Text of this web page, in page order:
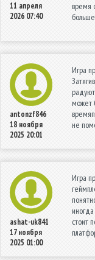
11 апреля
2026 07:40
время
antonzf846
18 ноября
2025 20:01
Игра
может
не
ashat-uk841
17 ноября
2025 01:00
Игра
стоит